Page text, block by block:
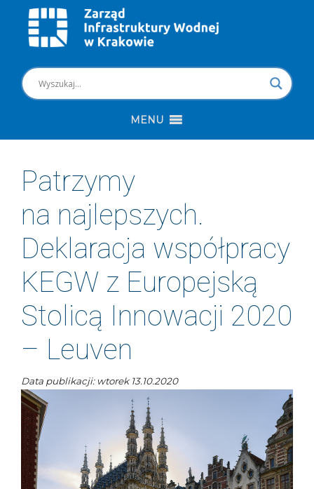
MENU
Patrzymy
na najlepszych.
Deklaracja współpracy
KEGW z Europejską
Stolicą Innowacji 2020
– Leuven
Data publikacji: wtorek 13.10.2020